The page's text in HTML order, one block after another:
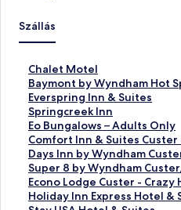
Szállás
Chalet Motel
S
z
a
b
v
á
n
y
o
s
Baymont by Wyndham Hot
S
z
a
b
v
á
n
y
o
Everspring Inn & Suites
S
z
a
b
v
á
n
y
Springcreek Inn
S
z
a
b
v
á
n
Eo Bungalows – Adults Only
S
z
a
b
v
á
Comfort Inn & Suites Custer
S
z
a
b
v
Days Inn by Wyndham
S
z
a
b
Super 8 by Wyndham
S
z
a
Econo Lodge Custer - Crazy
S
z
Holiday Inn Express Hotel &
S